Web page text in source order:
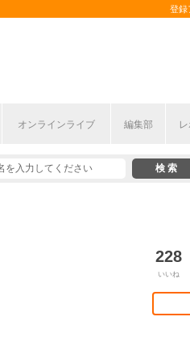
登録
オンラインライブ 編集部
228
いいね